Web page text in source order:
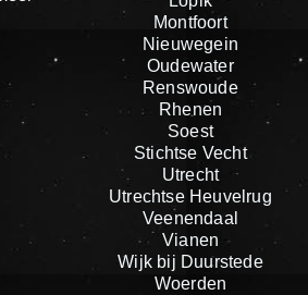
Montfoort
Nieuwegein
Oudewater
Renswoude
Rhenen
Soest
Stichtse Vecht
Utrecht
Utrechtse Heuvelrug
Veenendaal
Vianen
Wijk bij Duurstede
Woerden